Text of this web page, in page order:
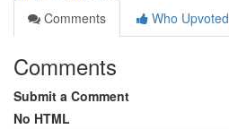
Comments
Who Upvoted
Comments
Submit a Comment
No HTML